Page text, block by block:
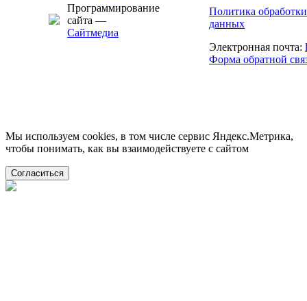
Программирование
сайта —
Сайтмедиа
Политика
данных
Электронная почта:
Форма обратной
Мы используем cookies, в том числе сервис Яндекс.Метрика,
чтобы понимать, как вы взаимодействуете с сайтом
Согласиться